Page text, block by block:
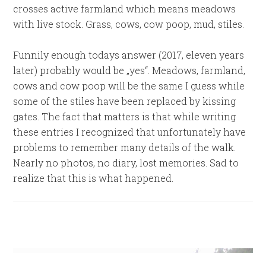
crosses active farmland which means meadows
with live stock. Grass, cows, cow poop, mud, stiles.
Funnily enough todays answer (2017, eleven years
later) probably would be „yes“. Meadows, farmland,
cows and cow poop will be the same I guess while
some of the stiles have been replaced by kissing
gates. The fact that matters is that while writing
these entries I recognized that unfortunately have
problems to remember many details of the walk.
Nearly no photos, no diary, lost memories. Sad to
realize that this is what happened.